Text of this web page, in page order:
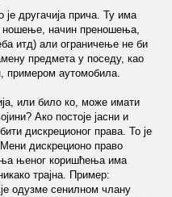
другачија прича. Ту има
ношење, начин преношења,
итд) али ограничење не би
предмета у поседу, као
примером аутомобила.
или било ко, може имати
Ако постоје јасни и
дискреционог права. То је
дискреционо право
њеног коришћења има
трајна. Пример:
одузме сенилном члану